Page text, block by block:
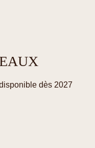
dès 2027